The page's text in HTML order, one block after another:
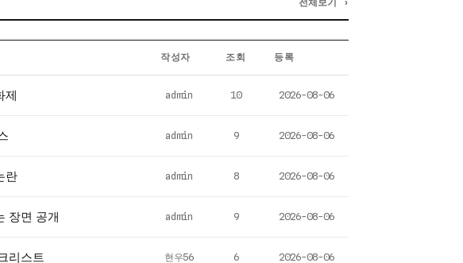
작성자 조회 등록
제 admin 10 2026-08-06
admin 9 2026-08-06
란 admin 8 2026-08-06
장면 공개 admin 9 2026-08-06
리스트 현우56 6 2026-08-06